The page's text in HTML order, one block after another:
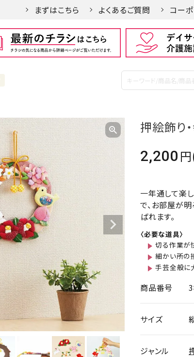
まずはこちら よくあるご質問 コー
押絵飾り
2,200
一年通して楽
で、お部屋が
ばれます。
〈必要な道具〉
切る作業が
細かい所の
手芸全般に
商品番号
サイズ
ジャンル